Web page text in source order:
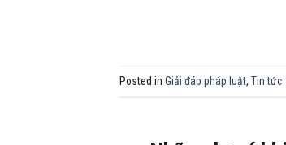
Posted in Giải đáp pháp luật, Tin tức